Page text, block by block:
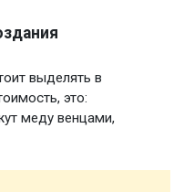
выделять в
это:
меду венцами,